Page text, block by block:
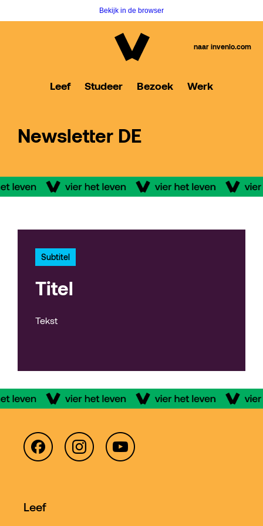
Bekijk in de browser
naar invenlo.com
Leef Studeer Bezoek Werk
Newsletter DE
Subtitel
Titel
Tekst
Leef